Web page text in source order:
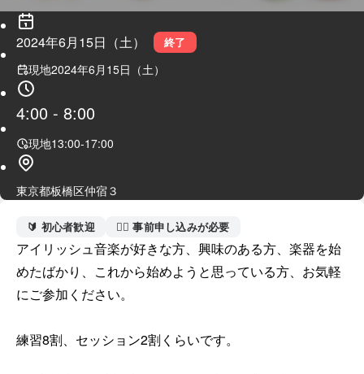
2024年6月15日（土） 終了
現地2024年6月15日（土）
4:00 - 8:00
現地13:00-17:00
東京都板橋区仲宿３
🔰 初心者歓迎 🙋‍♀️ 事前申し込みが必要
アイリッシュ音楽が好きな方、興味のある方、楽器を始
めたばかり、これから始めようと思っている方、お気軽
にご参加ください。
練習8割、セッション2割くらいです。